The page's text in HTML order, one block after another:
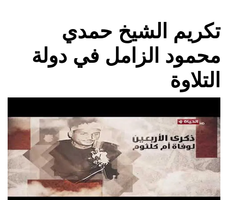
تكريم الشيخ حمدي
محمود الزامل في دولة
التلاوة